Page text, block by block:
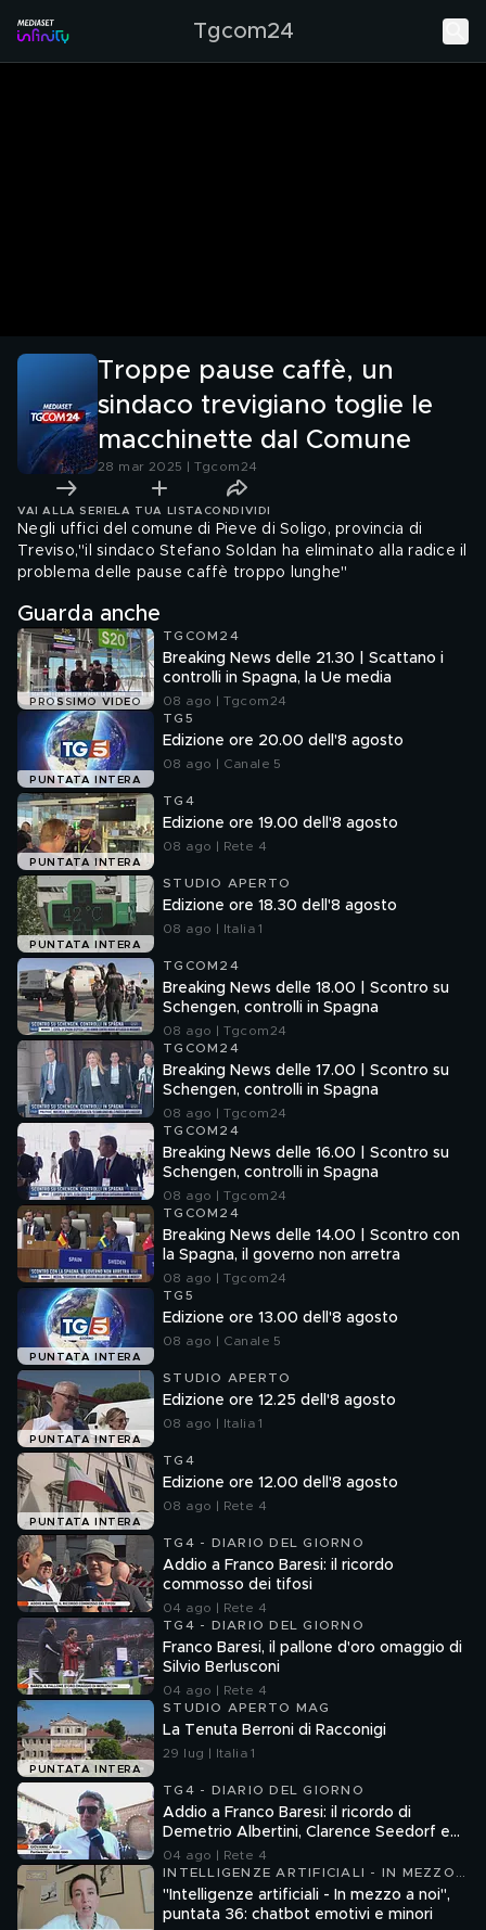
Tgcom24
Troppe pause caffè, un
sindaco trevigiano toglie le
macchinette dal Comune
28 mar 2025 | Tgcom24
VAI ALLA SERIE LA TUA LISTA CONDIVIDI
Negli uffici del comune di Pieve di Soligo, provincia di
Treviso,"il sindaco Stefano Soldan ha eliminato alla radice il
problema delle pause caffè troppo lunghe"
Guarda anche
PROSSIMO VIDEO
TGCOM24
Breaking News delle 21.30 | Scattano i
controlli in Spagna, la Ue media
08 ago | Tgcom24
PUNTATA INTERA
TG5
Edizione ore 20.00 dell'8 agosto
08 ago | Canale 5
PUNTATA INTERA
TG4
Edizione ore 19.00 dell'8 agosto
08 ago | Rete 4
PUNTATA INTERA
STUDIO APERTO
Edizione ore 18.30 dell'8 agosto
08 ago | Italia 1
TGCOM24
Breaking News delle 18.00 | Scontro su
Schengen, controlli in Spagna
08 ago | Tgcom24
TGCOM24
Breaking News delle 17.00 | Scontro su
Schengen, controlli in Spagna
08 ago | Tgcom24
TGCOM24
Breaking News delle 16.00 | Scontro su
Schengen, controlli in Spagna
08 ago | Tgcom24
TGCOM24
Breaking News delle 14.00 | Scontro con
la Spagna, il governo non arretra
08 ago | Tgcom24
PUNTATA INTERA
TG5
Edizione ore 13.00 dell'8 agosto
08 ago | Canale 5
PUNTATA INTERA
STUDIO APERTO
Edizione ore 12.25 dell'8 agosto
08 ago | Italia 1
PUNTATA INTERA
TG4
Edizione ore 12.00 dell'8 agosto
08 ago | Rete 4
TG4 - DIARIO DEL GIORNO
Addio a Franco Baresi: il ricordo
commosso dei tifosi
04 ago | Rete 4
TG4 - DIARIO DEL GIORNO
Franco Baresi, il pallone d'oro omaggio di
Silvio Berlusconi
04 ago | Rete 4
PUNTATA INTERA
STUDIO APERTO MAG
La Tenuta Berroni di Racconigi
29 lug | Italia 1
TG4 - DIARIO DEL GIORNO
Addio a Franco Baresi: il ricordo di
Demetrio Albertini, Clarence Seedorf e
Giovanni Galli
04 ago | Rete 4
INTELLIGENZE ARTIFICIALI - IN MEZZO
A NOI
"Intelligenze artificiali - In mezzo a noi",
puntata 36: chatbot emotivi e minori